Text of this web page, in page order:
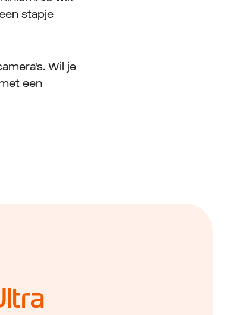
stapje
Wil je
een